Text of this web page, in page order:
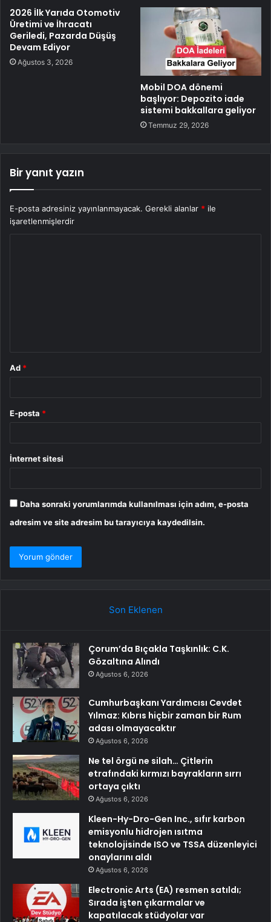
2026 İlk Yarıda Otomotiv
Üretimi ve İhracatı
Geriledi, Pazarda Düşüş
Devam Ediyor
Ağustos 3, 2026
Mobil DOA dönemi
başlıyor: Depozito iade
sistemi bakkallara geliyor
Temmuz 29, 2026
Bir yanıt yazın
E-posta adresiniz yayınlanmayacak. Gerekli alanlar * ile
işaretlenmişlerdir
Ad *
E-posta *
İnternet sitesi
Daha sonraki yorumlarımda kullanılması için adım, e-posta
adresim ve site adresim bu tarayıcıya kaydedilsin.
Son Eklenen
Çorum’da Bıçakla Taşkınlık: C.K.
Gözaltına Alındı
Ağustos 6, 2026
Cumhurbaşkanı Yardımcısı Cevdet
Yılmaz: Kıbrıs hiçbir zaman bir Rum
adası olmayacaktır
Ağustos 6, 2026
Ne tel örgü ne silah… Çitlerin
etrafındaki kırmızı bayrakların sırrı
ortaya çıktı
Ağustos 6, 2026
Kleen-Hy-Dro-Gen Inc., sıfır karbon
emisyonlu hidrojen ısıtma
teknolojisinde ISO ve TSSA düzenleyici
onaylarını aldı
Ağustos 6, 2026
Electronic Arts (EA) resmen satıldı;
Sırada işten çıkarmalar ve
kapatılacak stüdyolar var